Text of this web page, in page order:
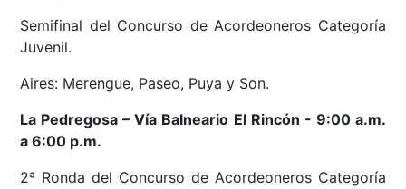
Semifinal del Concurso de Acordeoneros Categoría
Juvenil.
Aires: Merengue, Paseo, Puya y Son.
La Pedregosa– Vía Balneario El Rincón - 9:00 a.m.
a 6:00 p.m.
2ª Ronda del Concurso de Acordeoneros Categoría